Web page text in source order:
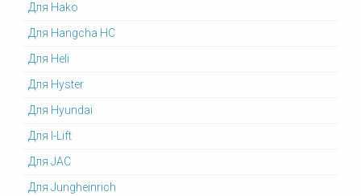
Для Hako
Для Hangcha HC
Для Heli
Для Hyster
Для Hyundai
Для I-Lift
Для JAC
Для Jungheinrich